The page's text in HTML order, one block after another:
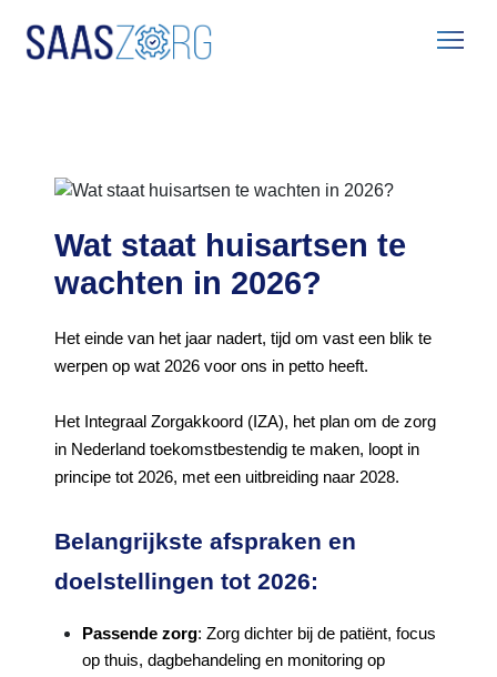
Home
Wat staat huisartsen te
wachten in 2026?
Het einde van het jaar nadert, tijd om vast een blik te
werpen op wat 2026 voor ons in petto heeft.
Het Integraal Zorgakkoord (IZA), het plan om de zorg
in Nederland toekomstbestendig te maken, loopt in
principe tot 2026, met een uitbreiding naar 2028.
Belangrijkste afspraken en
doelstellingen tot 2026:
Passende zorg: Zorg dichter bij de patiënt, focus
op thuis, dagbehandeling en monitoring op